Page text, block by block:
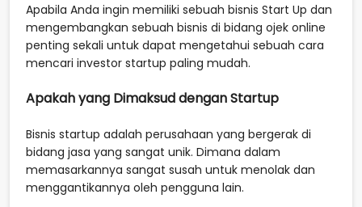
Apabila Anda ingin memiliki sebuah bisnis Start Up dan
mengembangkan sebuah bisnis di bidang ojek online
penting sekali untuk dapat mengetahui sebuah cara
mencari investor startup paling mudah.
Apakah yang Dimaksud dengan Startup
Bisnis startup adalah perusahaan yang bergerak di
bidang jasa yang sangat unik. Dimana dalam
memasarkannya sangat susah untuk menolak dan
menggantikannya oleh pengguna lain.